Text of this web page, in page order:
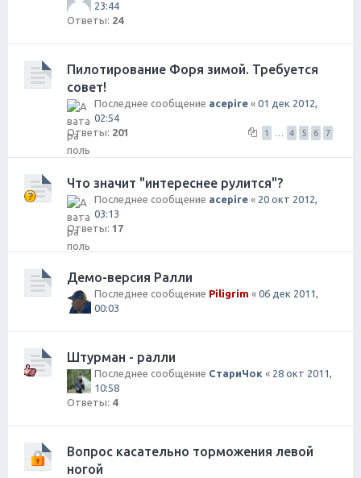
23:44
Ответы: 24
Пилотирование Форя зимой. Требуется
совет!
Последнее сообщение acepire « 01 дек 2012,
02:54
Ответы: 201 1 … 4 5 6 7
Что значит "интереснее рулится"?
Последнее сообщение acepire « 20 окт 2012,
03:13
Ответы: 17
Демо-версия Ралли
Последнее сообщение Piligrim « 06 дек 2011,
00:03
Штурман - ралли
Последнее сообщение СтариЧок « 28 окт 2011,
10:58
Ответы: 4
Вопрос касательно торможения левой
ногой